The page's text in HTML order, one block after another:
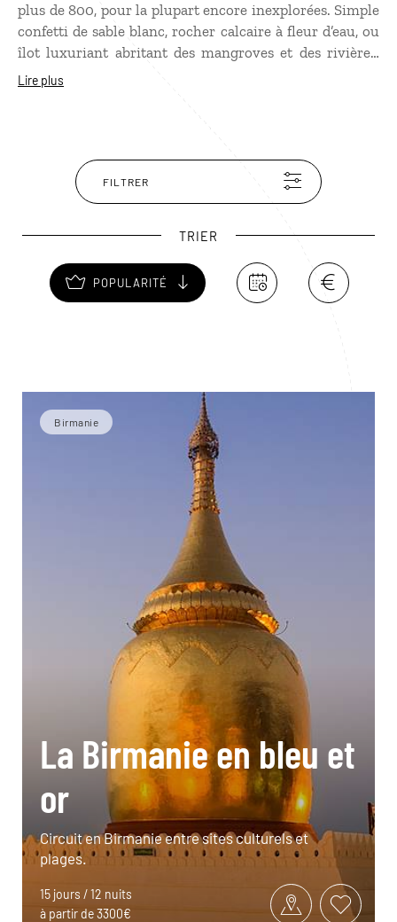
plus de 800, pour la plupart encore inexplorées. Simple
confetti de sable blanc, rocher calcaire à fleur d’eau, ou
îlot luxuriant abritant des mangroves et des rivières,
chacune possède une faune d’une incroyable richesse,
comme Bo Cho ou encore Nyaung Wee, sont habitées
par les Moken, une population de nomades des mers,
qui voguent à travers l’archipel sur leurs bateaux en
Lire plus
FILTRER
TRIER
POPULARITÉ
Birmanie
La Birmanie en bleu et
or
Circuit en Birmanie entre sites culturels et
plages.
15 jours / 12 nuits
à partir de 3300€